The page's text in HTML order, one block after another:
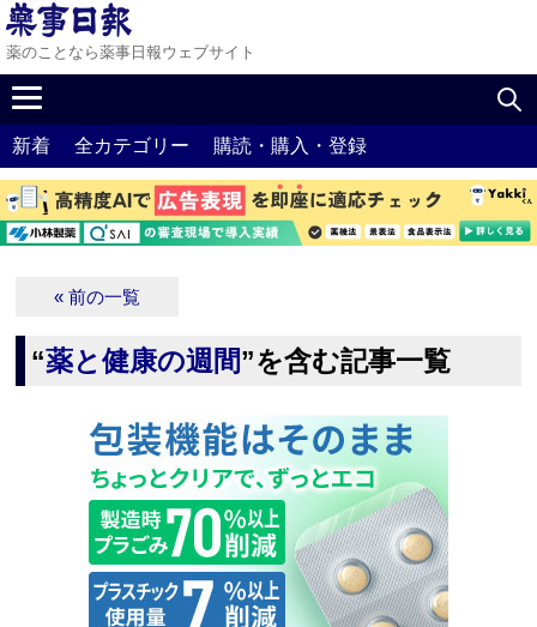
薬のことなら薬事日報ウェブサイト
新着 全カテゴリー 購読・購入・登録
« 前の一覧
“薬と健康の週間”を含む記事一覧